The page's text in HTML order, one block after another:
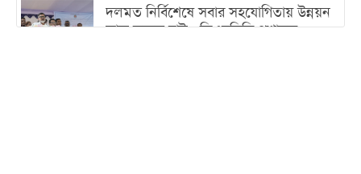
দলমত নির্বিশেষে সবার সহযোগিতায় উন্নয়ন
কাজ করতে চাই : ডিএনসিসি প্রশাসক